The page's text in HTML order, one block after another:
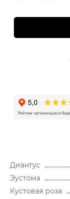
Диантус
Эустома
Кустовая роза